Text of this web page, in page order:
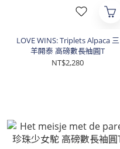
LOVE WINS: Triplets Alpaca 三
羊開泰 高磅數長袖圓T
NT$2,280